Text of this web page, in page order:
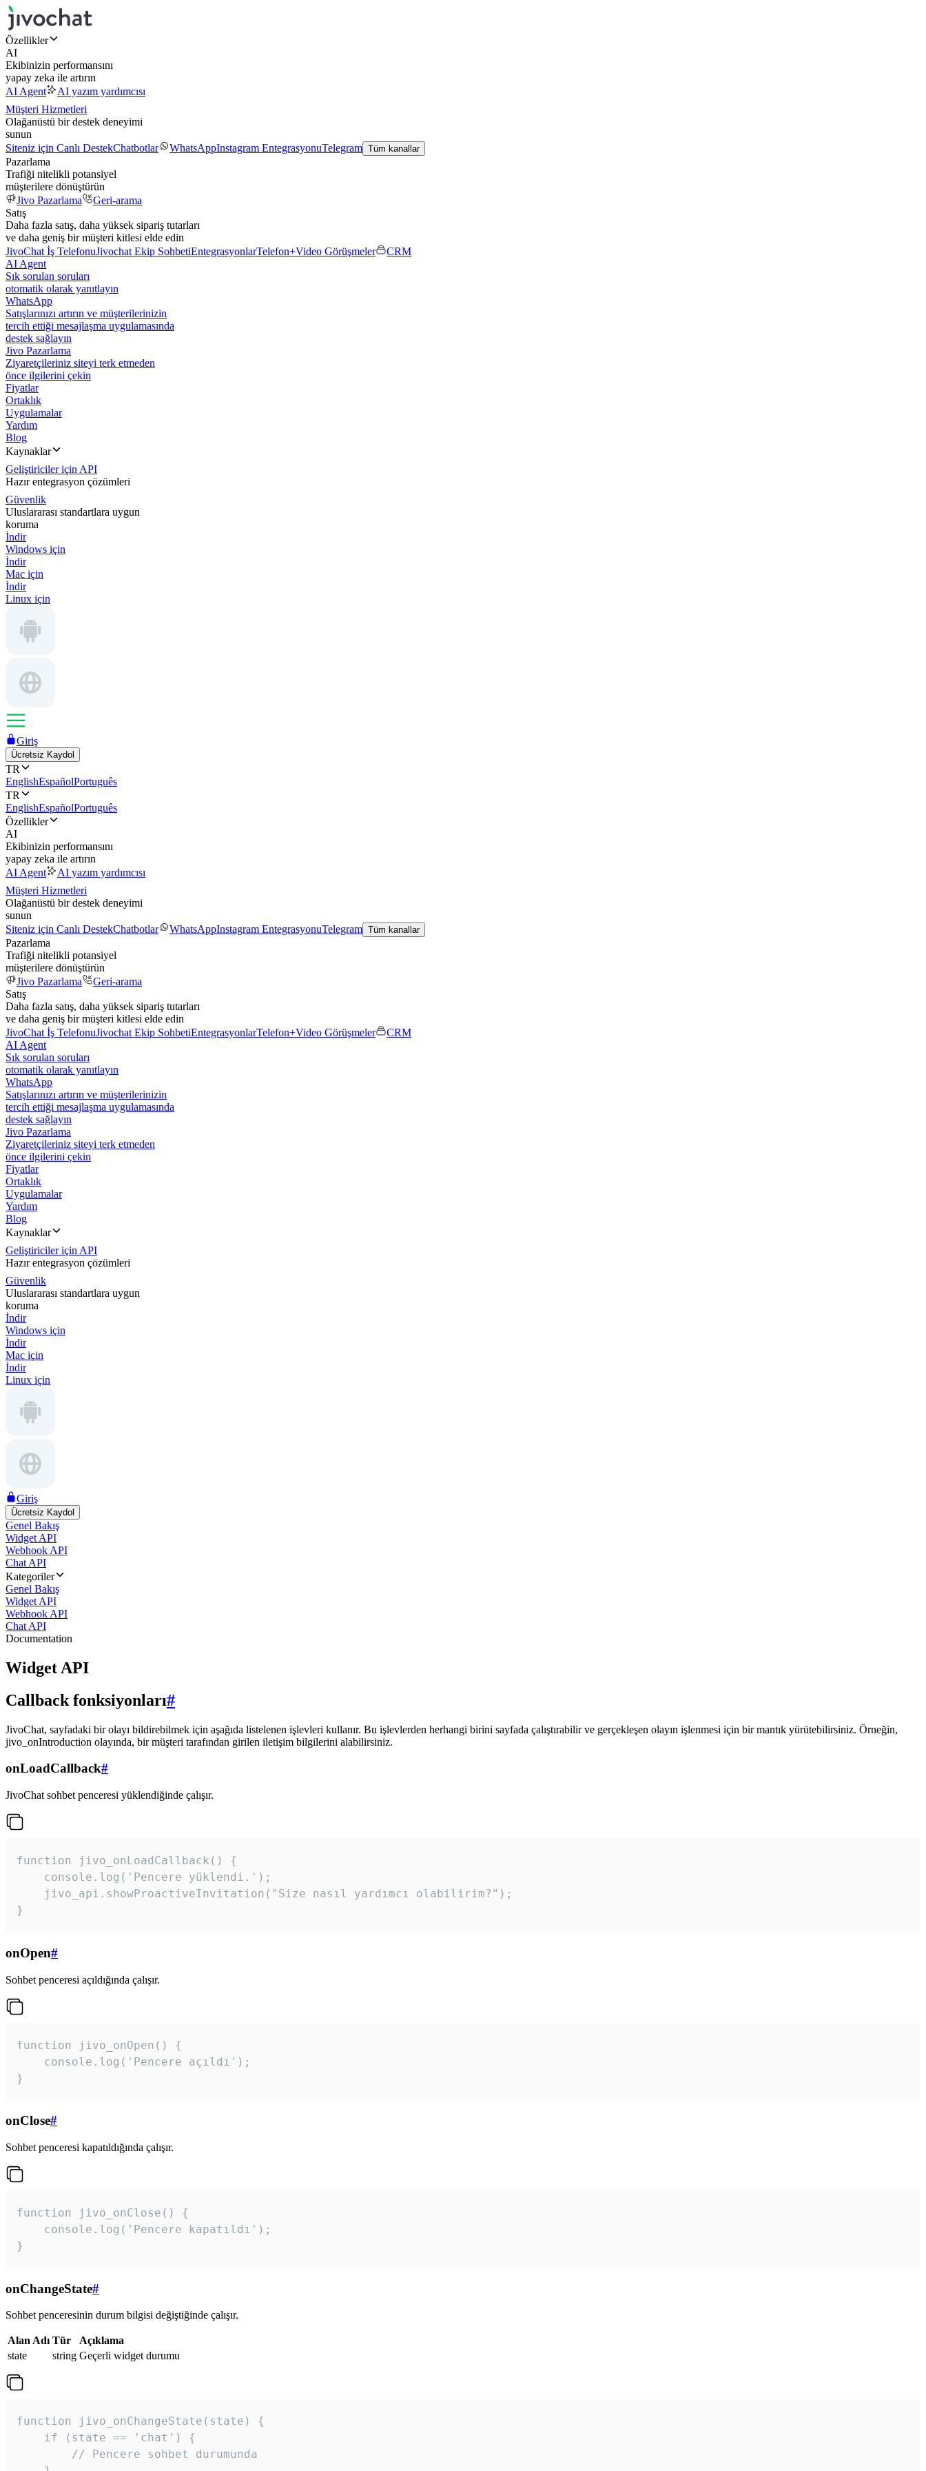
Özellikler
AI
Ekibinizin performansını
yapay zeka ile artırın
AI Agent
AI yazım yardımcısı
Müşteri Hizmetleri
Olağanüstü bir destek deneyimi
sunun
Siteniz için Canlı DestekChatbotlar WhatsAppInstagram EntegrasyonuTelegram Tüm kanallar
Pazarlama
Trafiği nitelikli potansiyel
müşterilere dönüştürün
Jivo Pazarlama
Geri-arama
Satış
Daha fazla satış, daha yüksek sipariş tutarları
ve daha geniş bir müşteri kitlesi elde edin
JivoChat İş TelefonuJivochat Ekip SohbetiEntegrasyonlarTelefon+Video Görüşmeler
CRM
AI Agent
Sık sorulan soruları
otomatik olarak yanıtlayın
WhatsApp
Satışlarınızı artırın ve müşterilerinizin
tercih ettiği mesajlaşma uygulamasında
destek sağlayın
Jivo Pazarlama
Ziyaretçileriniz siteyi terk etmeden
önce ilgilerini çekin
Fiyatlar
Ortaklık
Uygulamalar
Yardım
Blog
Kaynaklar
Geliştiriciler için API
Hazır entegrasyon çözümleri
Güvenlik
Uluslararası standartlara uygun
koruma
İndir
Windows için
İndir
Mac için
İndir
Linux için
Giriş
Ücretsiz Kaydol
TR
EnglishEspañolPortuguês
TR
EnglishEspañolPortuguês
Özellikler
AI
Ekibinizin performansını
yapay zeka ile artırın
AI Agent
AI yazım yardımcısı
Müşteri Hizmetleri
Olağanüstü bir destek deneyimi
sunun
Siteniz için Canlı DestekChatbotlar WhatsAppInstagram EntegrasyonuTelegram Tüm kanallar
Pazarlama
Trafiği nitelikli potansiyel
müşterilere dönüştürün
Jivo Pazarlama
Geri-arama
Satış
Daha fazla satış, daha yüksek sipariş tutarları
ve daha geniş bir müşteri kitlesi elde edin
JivoChat İş TelefonuJivochat Ekip SohbetiEntegrasyonlarTelefon+Video Görüşmeler
CRM
AI Agent
Sık sorulan soruları
otomatik olarak yanıtlayın
WhatsApp
Satışlarınızı artırın ve müşterilerinizin
tercih ettiği mesajlaşma uygulamasında
destek sağlayın
Jivo Pazarlama
Ziyaretçileriniz siteyi terk etmeden
önce ilgilerini çekin
Fiyatlar
Ortaklık
Uygulamalar
Yardım
Blog
Kaynaklar
Geliştiriciler için API
Hazır entegrasyon çözümleri
Güvenlik
Uluslararası standartlara uygun
koruma
İndir
Windows için
İndir
Mac için
İndir
Linux için
Giriş
Ücretsiz Kaydol
Genel Bakış
Widget API
Webhook API
Chat API
Kategoriler
Genel Bakış
Widget API
Webhook API
Chat API
Documentation
Widget API
Callback fonksiyonları#
JivoChat, sayfadaki bir olayı bildirebilmek için aşağıda listelenen işlevleri kullanır. Bu işlevlerden herhangi birini sayfada çalıştırabilir ve gerçekleşen olayın işlenmesi için bir mantık yürütebilirsiniz. Örneğin,
jivo_onIntroduction olayında, bir müşteri tarafından girilen iletişim bilgilerini alabilirsiniz.
onLoadCallback#
JivoChat sohbet penceresi yüklendiğinde çalışır.
function jivo_onLoadCallback() {
    console.log('Pencere yüklendi.');
    jivo_api.showProactiveInvitation("Size nasıl yardımcı olabilirim?");
}
onOpen#
Sohbet penceresi açıldığında çalışır.
function jivo_onOpen() {
    console.log('Pencere açıldı');
}
onClose#
Sohbet penceresi kapatıldığında çalışır.
function jivo_onClose() {
    console.log('Pencere kapatıldı');
}
onChangeState#
Sohbet penceresinin durum bilgisi değiştiğinde çalışır.
Alan Adı Tür
Açıklama
state
string Geçerli widget durumu
function jivo_onChangeState(state) {
    if (state == 'chat') {
        // Pencere sohbet durumunda